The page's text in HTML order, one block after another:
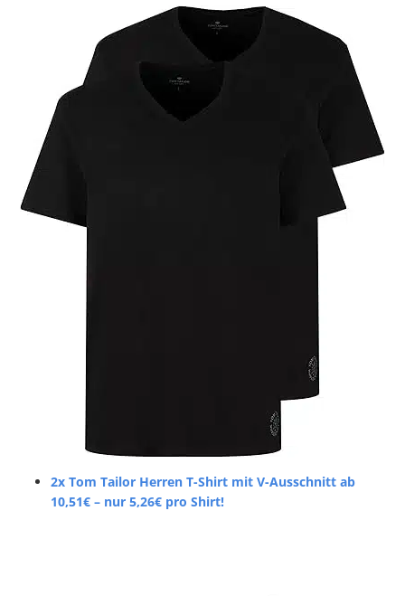
2x Tom Tailor Herren T-Shirt mit V-Ausschnitt ab
10,51€ – nur 5,26€ pro Shirt!